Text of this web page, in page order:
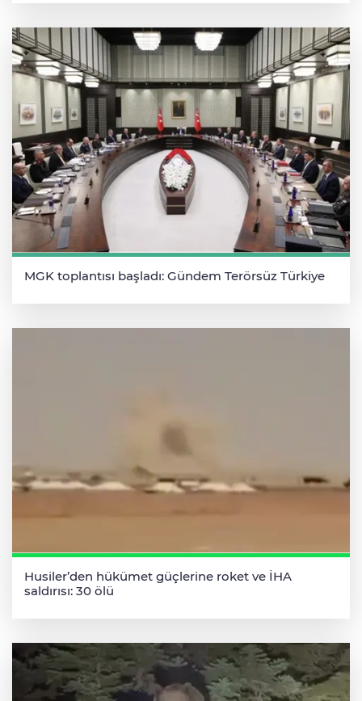
MGK toplantısı başladı: Gündem Terörsüz Türkiye
Husiler’den hükümet güçlerine roket ve İHA
saldırısı: 30 ölü